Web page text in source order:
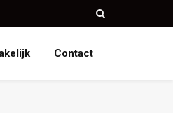
Contact